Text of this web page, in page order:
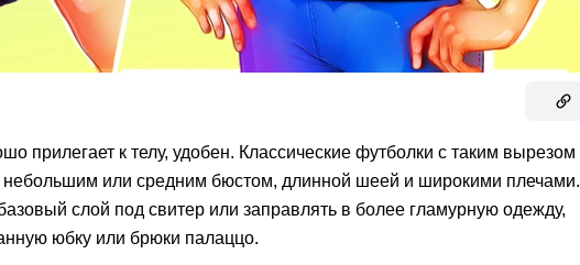
прилегает к телу, удобен. Классические футболки с таким вырезом
или средним бюстом, длинной шеей и широкими плечами.
слой под свитер или заправлять в более гламурную одежду,
юбку или брюки палаццо.